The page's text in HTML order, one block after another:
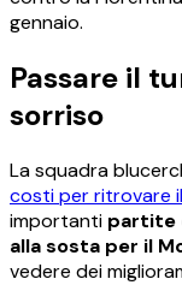
gennaio.
Passare il
sorriso
La squadra
costi per ritrovare
importanti partite
alla sosta per il
vedere dei